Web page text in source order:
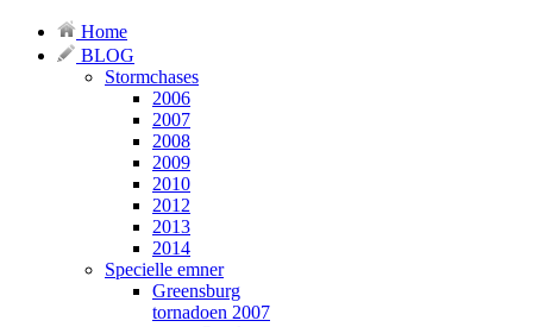
Home
BLOG
Stormchases
2006
2007
2008
2009
2010
2012
2013
2014
Specielle emner
Greensburg
tornadoen 2007